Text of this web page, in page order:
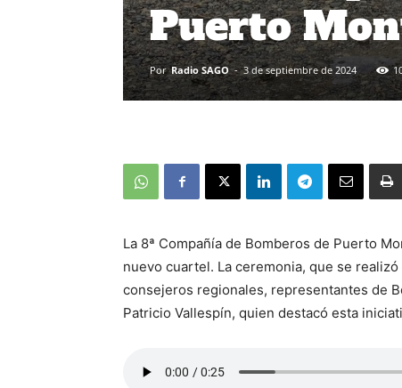
Puerto
Por Radio SAGO - 3 de septiembre de 2024
La 8ª Compañía de Bomberos de Puerto
nuevo cuartel. La ceremonia, que se
consejeros regionales, representantes de
Patricio Vallespín, quien destacó esta